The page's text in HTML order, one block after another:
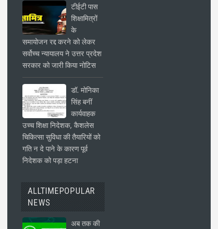
टीईटी पास
शिक्षामित्रों
के
समायोजन रद्द करने को लेकर
सर्वोच्च न्यायालय ने उत्तर प्रदेश
सरकार को जारी किया नोटिस
डॉ. मोनिका
सिंह बनीं
कार्यवाहक
उच्च शिक्षा निदेशक, कैशलेस
चिकित्सा सुविधा की तैयारियों को
गति न दे पाने के कारण पूर्व
निदेशक को पड़ा हटना
ALLTIMEPOPULAR
NEWS
अब तक की